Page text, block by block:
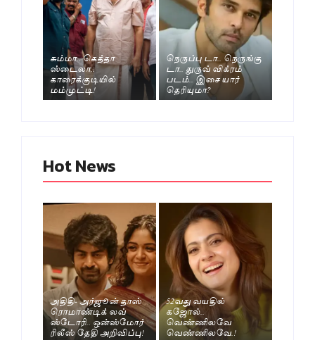
சும்மா.. கெத்தா
ஸ்டைலா..
காரைக்குடியில்
மம்முட்டி!
நெருப்பு டா.. நெருங்கு
டா.. துருவ் விக்ரம்
படம்.. இசை யார்
தெரியுமா?
Hot News
அதிதி- அர்ஜூன் தாஸ்
ரொமாண்டிக் லவ்
ஸ்டோரி.. ஒன்ஸ்மோர்
ரிலீஸ் தேதி அறிவிப்பு!
52வது வயதில்
கஜோல்..
வெண்ணிலவே
வெண்ணிலவே.!